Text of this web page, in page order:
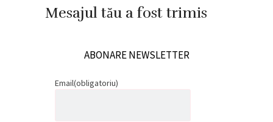
Mesajul tău a fost trimis
ABONARE NEWSLETTER
Email(obligatoriu)